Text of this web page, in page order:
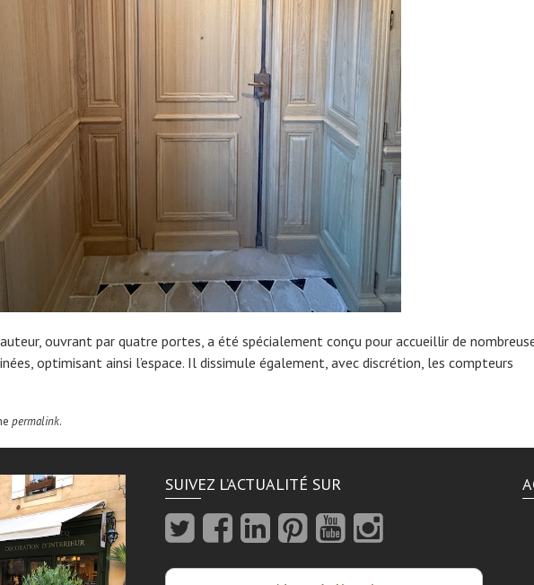
ouvrant par quatre portes, a été spécialement conçu pour accueillir de
optimisant ainsi l’espace. Il dissimule également, avec discrétion, les compteurs
permalink.
SUIVEZ L’ACTUALITÉ SUR